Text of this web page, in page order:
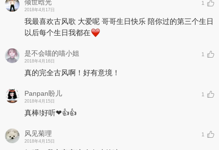
倾世晗光
2018年4月17日
1
我最喜欢古风歌 大爱呢 哥哥生日快乐 陪你过的第三个生日
以后每个生日我都在
是不会喵的喵小姐
2018年4月16日
1
真的完全古风啊！好有意境！
Panpan盼儿
2018年4月15日
1
真棒!好听❤👍👍
风见菊理
2018年4月15日
1